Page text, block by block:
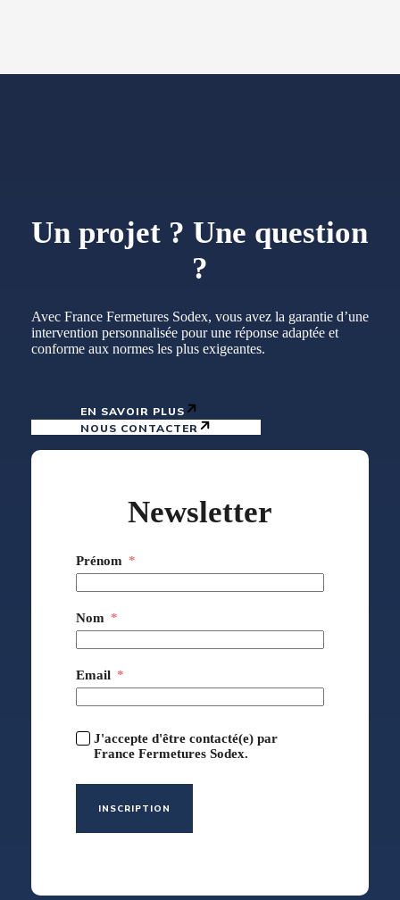
Un projet ? Une question
?
Avec France Fermetures Sodex, vous avez la garantie d’une
intervention personnalisée pour une réponse adaptée et
conforme aux normes les plus exigeantes.
EN SAVOIR PLUS
NOUS CONTACTER
Newsletter
Prénom
Nom
Email
J'accepte d'être contacté(e) par
France Fermetures Sodex.
INSCRIPTION